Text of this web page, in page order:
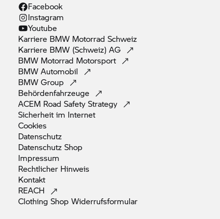
Facebook
Instagram
Youtube
Karriere BMW Motorrad Schweiz
Karriere BMW (Schweiz)AG
BMW Motorrad Motorsport
BMWAutomobil
BMWGroup
Behördenfahrzeuge
ACEM Road SafetyStrategy
Sicherheit im Internet
Cookies
Datenschutz
DatenschutzShop
Impressum
Rechtlicher Hinweis
Kontakt
REACH
Clothing ShopWiderrufsformular